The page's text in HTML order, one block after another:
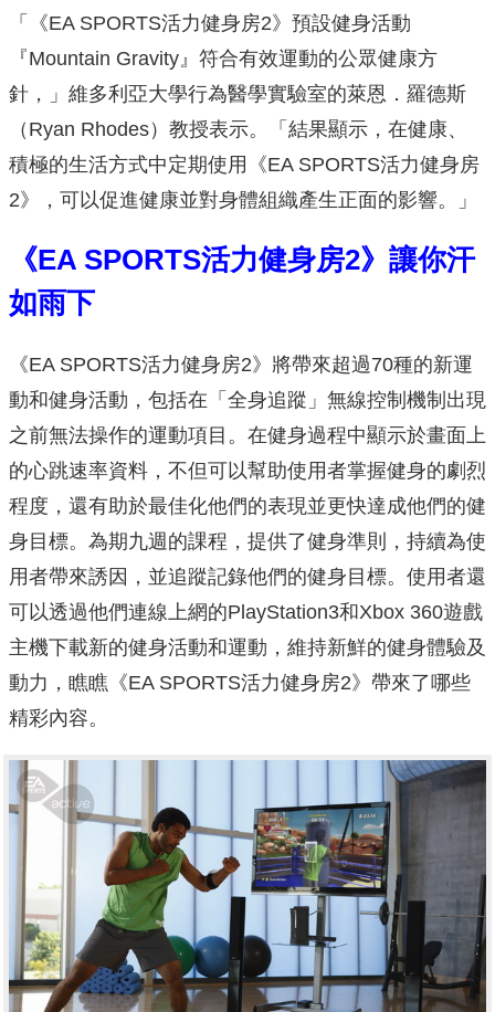
「《EA SPORTS活力健身房2》預設健身活動
『Mountain Gravity』符合有效運動的公眾健康方
針，」維多利亞大學行為醫學實驗室的萊恩．羅德斯
（Ryan Rhodes）教授表示。「結果顯示，在健康、
積極的生活方式中定期使用《EA SPORTS活力健身房
2》，可以促進健康並對身體組織產生正面的影響。」
《EA SPORTS活力健身房2》讓你汗
如雨下
《EA SPORTS活力健身房2》將帶來超過70種的新運
動和健身活動，包括在「全身追蹤」無線控制機制出現
之前無法操作的運動項目。在健身過程中顯示於畫面上
的心跳速率資料，不但可以幫助使用者掌握健身的劇烈
程度，還有助於最佳化他們的表現並更快達成他們的健
身目標。為期九週的課程，提供了健身準則，持續為使
用者帶來誘因，並追蹤記錄他們的健身目標。使用者還
可以透過他們連線上網的PlayStation3和Xbox 360遊戲
主機下載新的健身活動和運動，維持新鮮的健身體驗及
動力，瞧瞧《EA SPORTS活力健身房2》帶來了哪些
精彩內容。